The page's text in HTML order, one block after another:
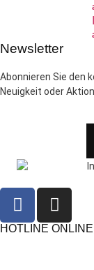
Newsletter
Abonnieren Sie den
Neuigkeit oder
HOTLINE